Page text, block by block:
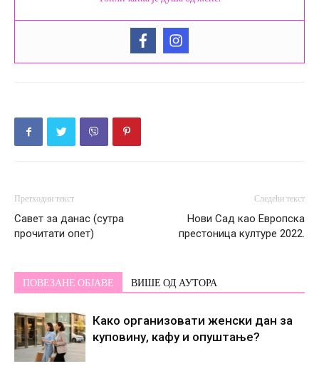
Претходни текст
Савет за данас (сутра
прочитати опет)
Следећи текст
Нови Сад као Европска
престоница културе 2022.
ПОВЕЗАНЕ ОБЈАВЕ ВИШЕ ОД АУТОРА
Како организовати женски дан за
куповину, кафу и опуштање?